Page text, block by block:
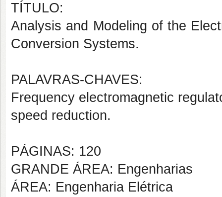
TÍTULO:
Analysis and Modeling of the
Conversion Systems.
PALAVRAS-CHAVES:
Frequency electromagnetic
speed reduction.
PÁGINAS: 120
GRANDE ÁREA: Engenharias
ÁREA: Engenharia Elétrica